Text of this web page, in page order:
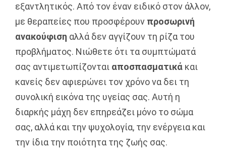
εξαντλητικός. Από τον έναν ειδικό στον άλλον,
με θεραπείες που προσφέρουν προσωρινή
ανακούφιση αλλά δεν αγγίζουν τη ρίζα του
προβλήματος. Νιώθετε ότι τα συμπτώματά
σας αντιμετωπίζονται αποσπασματικά και
κανείς δεν αφιερώνει τον χρόνο να δει τη
συνολική εικόνα της υγείας σας. Αυτή η
διαρκής μάχη δεν επηρεάζει μόνο το σώμα
σας, αλλά και την ψυχολογία, την ενέργεια και
την ίδια την ποιότητα της ζωής σας.